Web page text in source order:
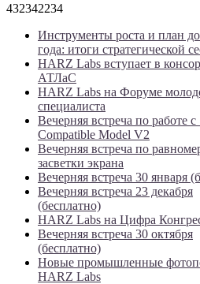
432342234
Инструменты роста и план
года: итоги стратегической
HARZ Labs вступает в
АТЛаС
HARZ Labs на Форуме
специалиста
Вечерняя встреча по работе
Compatible Model V2
Вечерняя встреча по
засветки экрана
Вечерняя встреча 30 января
Вечерняя встреча 23 декабря
(бесплатно)
HARZ Labs на Цифра
Вечерняя встреча 30 октября
(бесплатно)
Новые промышленные
HARZ Labs